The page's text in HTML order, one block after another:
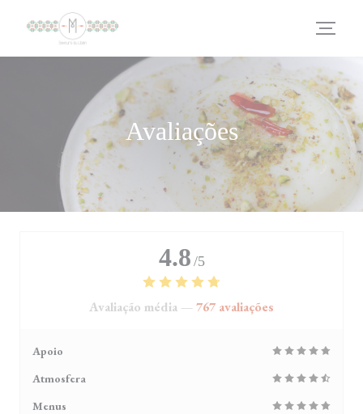
Painel de Gerenciamento de Cookies
Avaliações
4.8 /5
Avaliação média —767 avaliações
Apoio
Atmosfera
Menus